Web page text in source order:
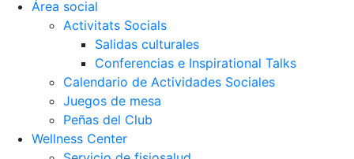
Área social
Activitats Socials
Salidas culturales
Conferencias e Inspirational Talks
Calendario de Actividades Sociales
Juegos de mesa
Peñas del Club
Wellness Center